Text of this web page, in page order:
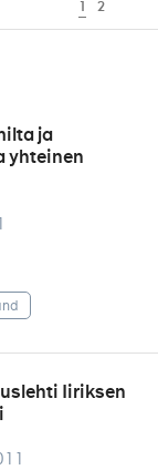
1 2
ja
yhteinen
Iiriksen